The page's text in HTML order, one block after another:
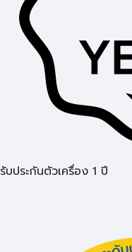
รับประกันตัวเครื่อง 1 ปี